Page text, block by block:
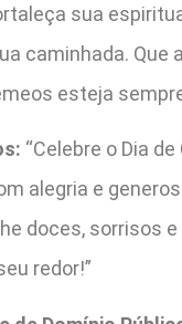
sua
caminhada. Que
esteja
“Celebre o Dia
alegria e
doces, sorrisos
redor!”